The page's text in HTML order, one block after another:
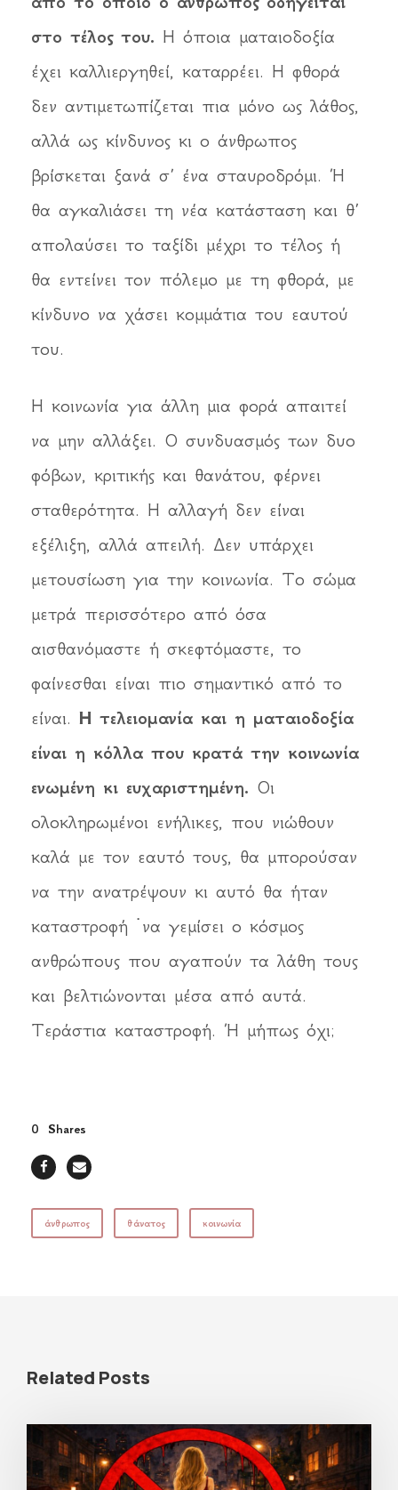
στο τέλος του. Η όποια ματαιοδοξία
έχει καλλιεργηθεί, καταρρέει. Η φθορά
δεν αντιμετωπίζεται πια μόνο ως λάθος,
αλλά ως κίνδυνος κι ο άνθρωπος
βρίσκεται ξανά σ’ ένα σταυροδρόμι. Ή
θα αγκαλιάσει τη νέα κατάσταση και θ’
απολαύσει το ταξίδι μέχρι το τέλος ή
θα εντείνει τον πόλεμο με τη φθορά, με
κίνδυνο να χάσει κομμάτια του εαυτού
του.
Η κοινωνία για άλλη μια φορά απαιτεί
να μην αλλάξει. Ο συνδυασμός των δυο
φόβων, κριτικής και θανάτου, φέρνει
σταθερότητα. Η αλλαγή δεν είναι
εξέλιξη, αλλά απειλή. Δεν υπάρχει
μετουσίωση για την κοινωνία. Το σώμα
μετρά περισσότερο από όσα
αισθανόμαστε ή σκεφτόμαστε, το
φαίνεσθαι είναι πιο σημαντικό από το
είναι. Η τελειομανία και η ματαιοδοξία
είναι η κόλλα που κρατά την κοινωνία
ενωμένη κι ευχαριστημένη. Οι
ολοκληρωμένοι ενήλικες, που νιώθουν
καλά με τον εαυτό τους, θα μπορούσαν
να την ανατρέψουν κι αυτό θα ήταν
καταστροφή ˙να γεμίσει ο κόσμος
ανθρώπους που αγαπούν τα λάθη τους
και βελτιώνονται μέσα από αυτά.
Τεράστια καταστροφή. Ή μήπως όχι;
0 Shares
άνθρωπος θάνατος κοινωνία
Related Posts